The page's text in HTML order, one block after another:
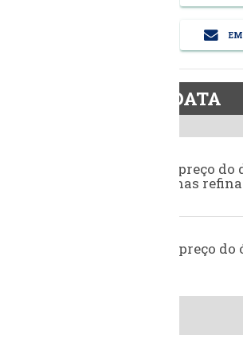
BiodieselDATA
Evolução do preço do
da gasolina nas
Histórico do preço do